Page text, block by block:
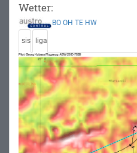
Wetter:
BO OH TE HW
sis liga